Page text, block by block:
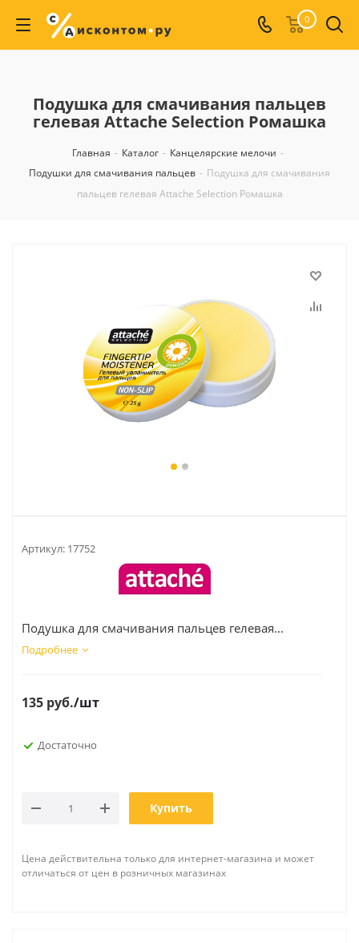
0
Подушка для смачивания пальцев
гелевая Attache Selection Ромашка
Главная - Каталог - Канцелярские мелочи -
Подушки для смачивания пальцев - Подушка для смачивания
пальцев гелевая Attache Selection Ромашка
Артикул: 17752
Подушка для смачивания пальцев гелевая...
Подробнее
135 руб./шт
Достаточно
Купить
Цена действительна только для интернет-магазина и может
отличаться от цен в розничных магазинах